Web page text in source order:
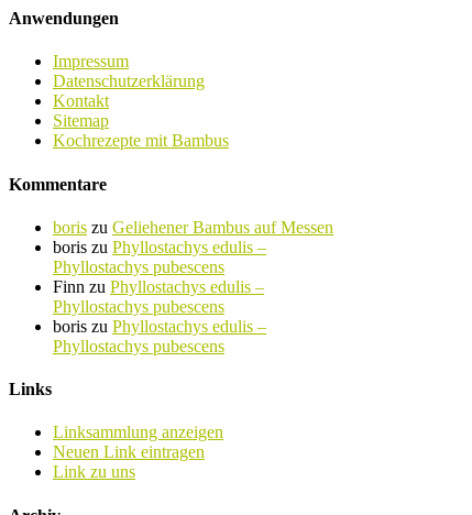
Anwendungen
Impressum
Datenschutzerklärung
Kontakt
Sitemap
Kochrezepte mit Bambus
Kommentare
boris zu Geliehener Bambus auf Messen
boris zu Phyllostachys edulis –
Phyllostachys pubescens
Finn zu Phyllostachys edulis –
Phyllostachys pubescens
boris zu Phyllostachys edulis –
Phyllostachys pubescens
Links
Linksammlung anzeigen
Neuen Link eintragen
Link zu uns